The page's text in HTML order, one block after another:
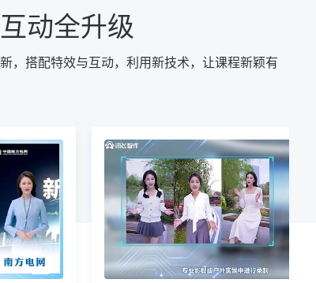
动全升级
，搭配特效与互动，利用新技术，让课程新颖有